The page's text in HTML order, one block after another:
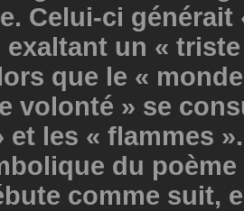
Celui-ci générait
exaltant un «
que le «
volonté » se
et les « flammes
du
comme suit,